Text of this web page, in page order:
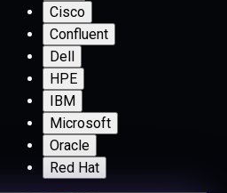
Cisco
Confluent
Dell
HPE
IBM
Microsoft
Oracle
Red Hat